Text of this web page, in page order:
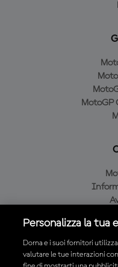
MotoGP
Personalizza la tua
Dorna e i suoi fornitori
valutare le tue interazioni